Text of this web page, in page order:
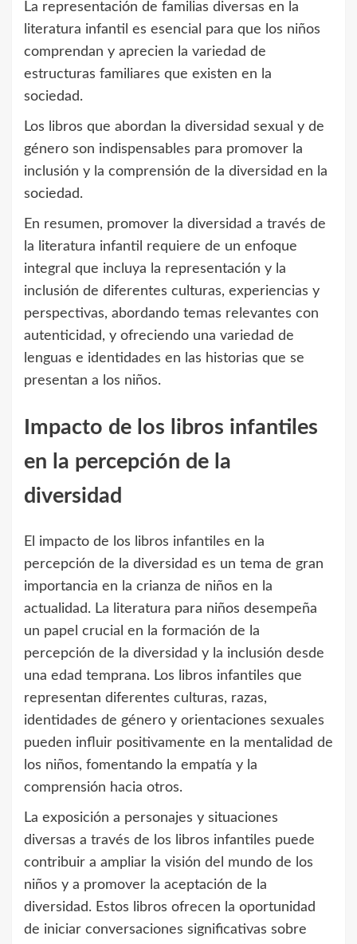
La representación de familias diversas en la
literatura infantil es esencial para que los niños
comprendan y aprecien la variedad de
estructuras familiares que existen en la
sociedad.
Los libros que abordan la diversidad sexual y de
género son indispensables para promover la
inclusión y la comprensión de la diversidad en la
sociedad.
En resumen, promover la diversidad a través de
la literatura infantil requiere de un enfoque
integral que incluya la representación y la
inclusión de diferentes culturas, experiencias y
perspectivas, abordando temas relevantes con
autenticidad, y ofreciendo una variedad de
lenguas e identidades en las historias que se
presentan a los niños.
Impacto de los libros infantiles
en la percepción de la
diversidad
El impacto de los libros infantiles en la
percepción de la diversidad es un tema de gran
importancia en la crianza de niños en la
actualidad. La literatura para niños desempeña
un papel crucial en la formación de la
percepción de la diversidad y la inclusión desde
una edad temprana. Los libros infantiles que
representan diferentes culturas, razas,
identidades de género y orientaciones sexuales
pueden influir positivamente en la mentalidad de
los niños, fomentando la empatía y la
comprensión hacia otros.
La exposición a personajes y situaciones
diversas a través de los libros infantiles puede
contribuir a ampliar la visión del mundo de los
niños y a promover la aceptación de la
diversidad. Estos libros ofrecen la oportunidad
de iniciar conversaciones significativas sobre